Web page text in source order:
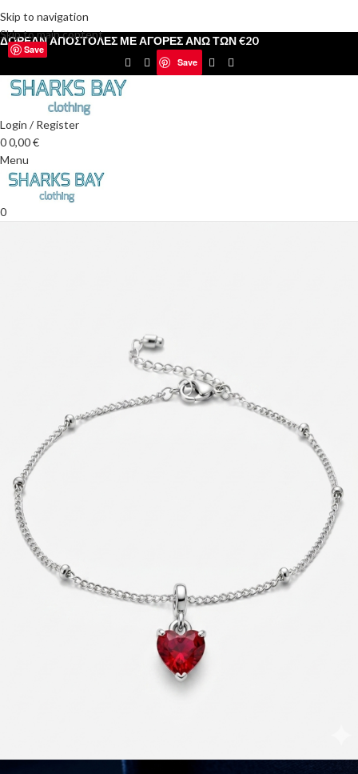
Skip to navigation
Skip to main content
Δωρεάν αποστολές για αγορές άνω των 30€
ΔΩΡΕΑΝ ΑΠΟΣΤΟΛΕΣ ΜΕ ΑΓΟΡΕΣ ΑΝΩ ΤΩΝ €20
Save
Login / Register
00,00€
Menu
0
Save